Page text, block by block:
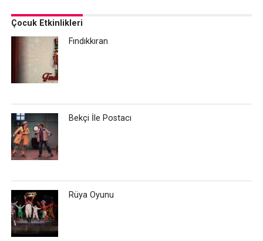
Çocuk Etkinlikleri
Fındıkkıran
Bekçi İle Postacı
Rüya Oyunu